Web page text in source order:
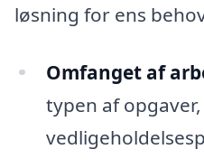
løsning for ens
Omfanget af
typen af